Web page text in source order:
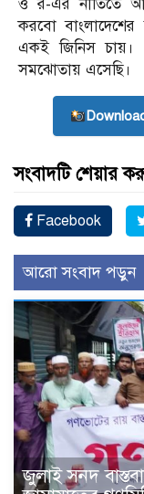
ও র-এর নীতিতে
করবো বাংলাদেশের
একই জিনিস চায়।
সমঝোতায় এসেছি।
সংবাদটি শেয়ার
Facebook
আরো সংবাদ পড়ুন
জুলাই সনদ